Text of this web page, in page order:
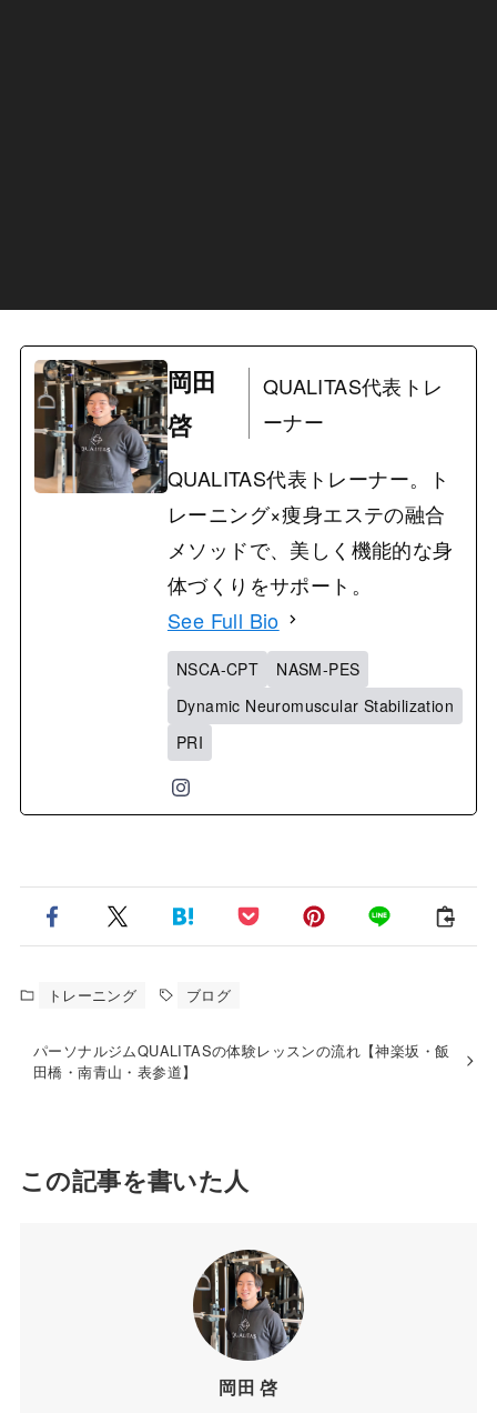
岡田
啓
QUALITAS代表トレ
ーナー
QUALITAS代表トレーナー。ト
レーニング×痩身エステの融合
メソッドで、美しく機能的な身
体づくりをサポート。
See Full Bio
NSCA-CPT
NASM-PES
Dynamic Neuromuscular Stabilization
PRI
トレーニング ブログ
パーソナルジムQUALITASの体験レッスンの流れ【神楽坂・飯
田橋・南青山・表参道】
この記事を書いた人
岡田 啓